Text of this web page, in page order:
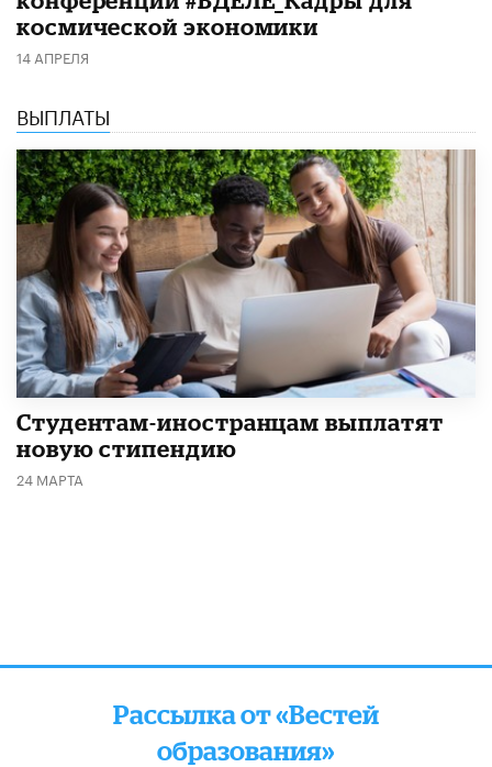
космической экономики
14 АПРЕЛЯ
ВЫПЛАТЫ
Студентам-иностранцам выплатят
новую стипендию
24 МАРТА
Рассылка от «Вестей
образования»